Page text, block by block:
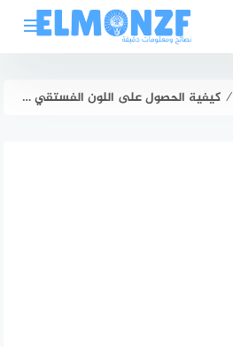
⁄ كيفية الحصول على اللون الفستقي في الدهان